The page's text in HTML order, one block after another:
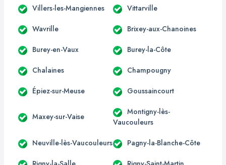
Villers-les-Mangiennes Vittarville
Wavrille Brixey-aux-Chanoines
Burey-en-Vaux Burey-la-Côte
Chalaines Champougny
Épiez-sur-Meuse Goussaincourt
Maxey-sur-Vaise
Montigny-lès-
Vaucouleurs
Neuville-lès-Vaucouleurs Pagny-la-Blanche-Côte